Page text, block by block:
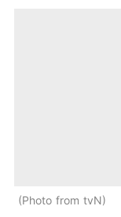
Photo from tvN